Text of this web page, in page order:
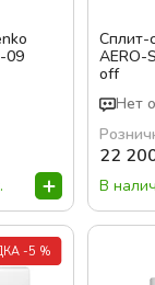
09
Сплит-
AERO-
off
Нет
22
В
-5 %